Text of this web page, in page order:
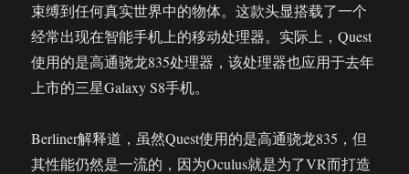
束缚到任何真实世界中的物体。这款头显搭载了一个
经常出现在智能手机上的移动处理器。实际上，Quest
使用的是高通骁龙835处理器，该处理器也应用于去年
上市的三星Galaxy S8手机。
Berliner解释道，虽然Quest使用的是高通骁龙835，但
其性能仍然是一流的，因为Oculus就是为了VR而打造